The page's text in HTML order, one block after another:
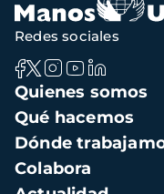
Navegación
principal
Quienes somos
Qué hacemos
Dónde
Colabora
Redes sociales